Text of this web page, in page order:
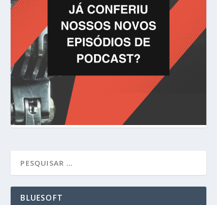
BLUESOFT